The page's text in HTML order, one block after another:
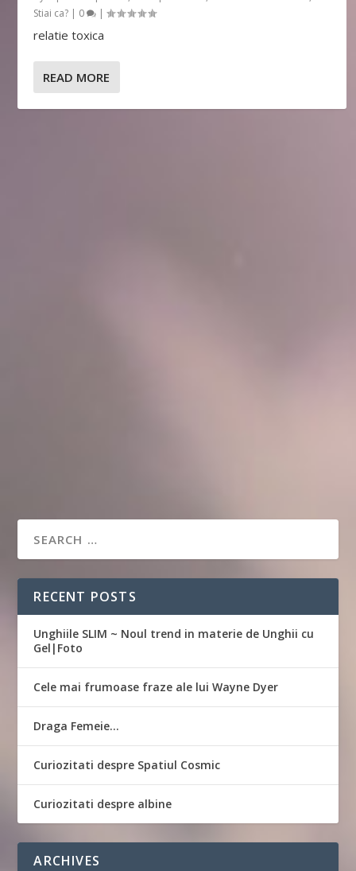
Stiai ca? | 0 |
relatie toxica
READ MORE
RECENT POSTS
Unghiile SLIM ~ Noul trend in materie de Unghii cu
Gel|Foto
Cele mai frumoase fraze ale lui Wayne Dyer
Draga Femeie…
Curiozitati despre Spatiul Cosmic
Curiozitati despre albine
ARCHIVES